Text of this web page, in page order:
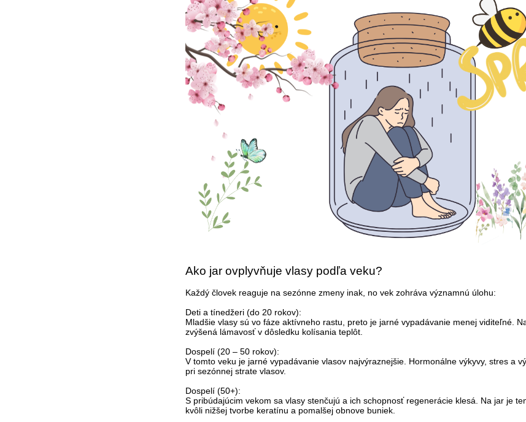
Ako jar ovplyvňuje vlasy podľa veku?
Každý človek reaguje na sezónne zmeny inak, no vek zohráva významnú úlohu:
Deti a tínedžeri (do 20 rokov):
Mladšie vlasy sú vo fáze aktívneho rastu, preto je jarné vypadávanie menej viditeľné.
zvýšená lámavosť v dôsledku kolísania teplôt.
Dospelí (20 – 50 rokov):
V tomto veku je jarné vypadávanie vlasov najvýraznejšie. Hormonálne výkyvy, stres a
pri sezónnej strate vlasov.
Dospelí (50+):
S pribúdajúcim vekom sa vlasy stenčujú a ich schopnosť regenerácie klesá. Na jar je
kvôli nižšej tvorbe keratínu a pomalšej obnove buniek.